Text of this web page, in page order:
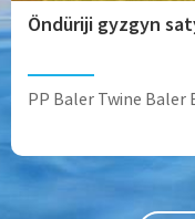
Öndüriji gyzgyn
PP Baler Twine Baler